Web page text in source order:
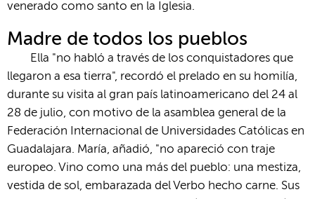
venerado como santo en la Iglesia.
Madre de todos los pueblos
Ella "no habló a través de los conquistadores que
llegaron a esa tierra", recordó el prelado en su homilía,
durante su visita al gran país latinoamericano del 24 al
28 de julio, con motivo de la asamblea general de la
Federación Internacional de Universidades Católicas en
Guadalajara. María, añadió, "no apareció con traje
europeo. Vino como una más del pueblo: una mestiza,
vestida de sol, embarazada del Verbo hecho carne. Sus